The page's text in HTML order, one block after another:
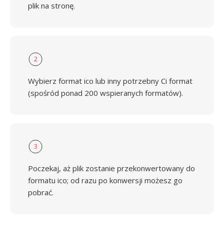
plik na stronę.
2
Wybierz format ico lub inny potrzebny Ci format
(spośród ponad 200 wspieranych formatów).
3
Poczekaj, aż plik zostanie przekonwertowany do
formatu ico; od razu po konwersji możesz go
pobrać.